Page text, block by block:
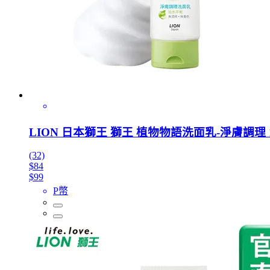
LION 日本獅王 獅王 植物物語洗面乳-淨膚調理
(32)
$84
$99
P幣